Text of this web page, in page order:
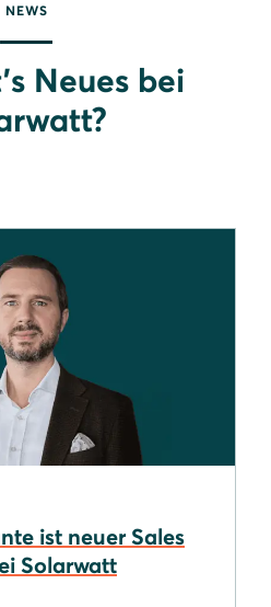
NEWS
Neues bei
ist neuer Sales
Solarwatt